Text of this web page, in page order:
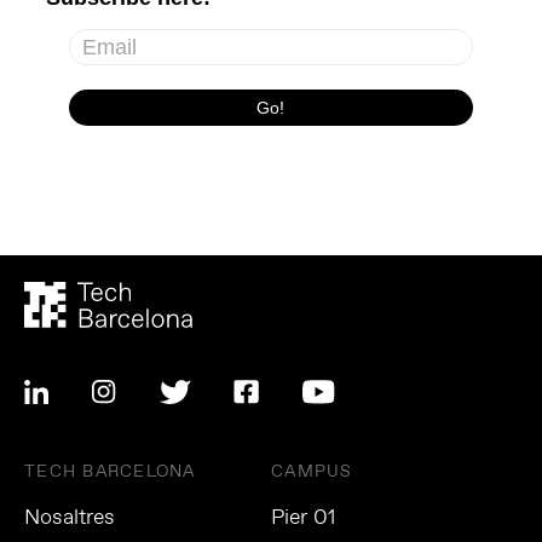
TECH BARCELONA
Nosaltres
CAMPUS
Pier 01